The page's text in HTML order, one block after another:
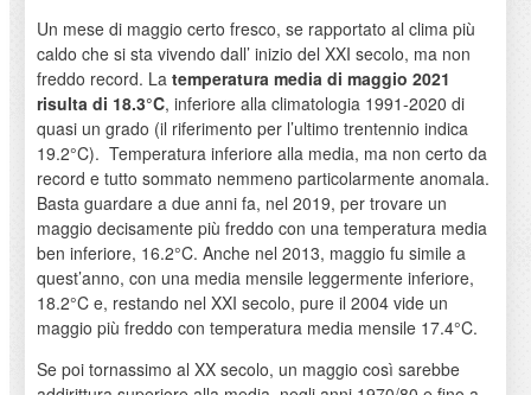
Un mese di maggio certo fresco, se rapportato al clima più
caldo che si sta vivendo dall’ inizio del XXI secolo, ma non
freddo record. La temperatura media di maggio 2021
risulta di 18.3°C, inferiore alla climatologia 1991-2020 di
quasi un grado (il riferimento per l’ultimo trentennio indica
19.2°C). Temperatura inferiore alla media, ma non certo da
record e tutto sommato nemmeno particolarmente anomala.
Basta guardare a due anni fa, nel 2019, per trovare un
maggio decisamente più freddo con una temperatura media
ben inferiore, 16.2°C. Anche nel 2013, maggio fu simile a
quest’anno, con una media mensile leggermente inferiore,
18.2°C e, restando nel XXI secolo, pure il 2004 vide un
maggio più freddo con temperatura media mensile 17.4°C.
Se poi tornassimo al XX secolo, un maggio così sarebbe